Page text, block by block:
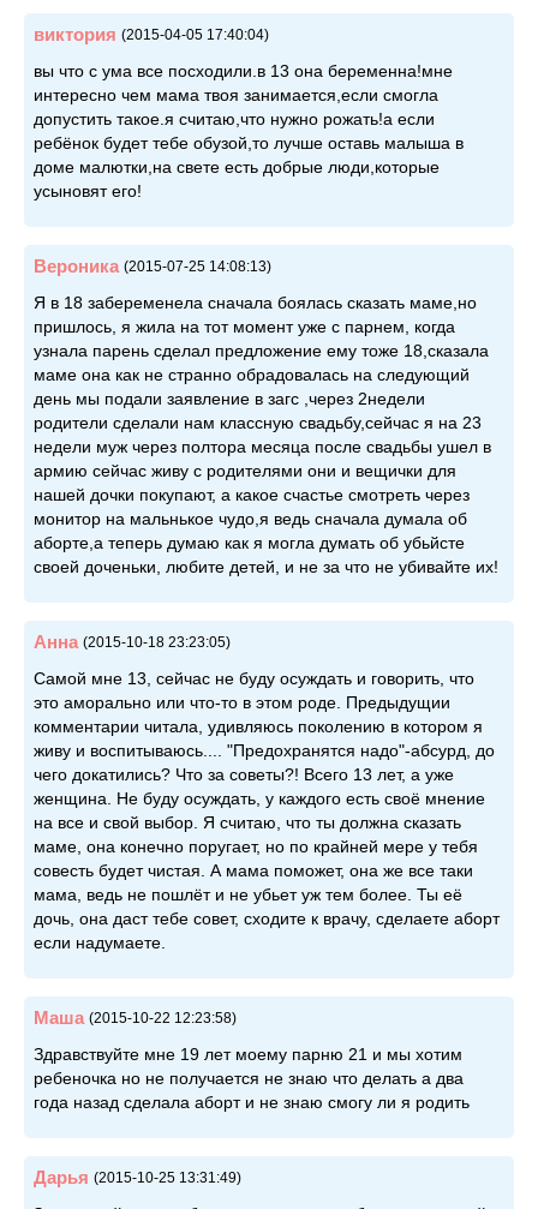
виктория (2015-04-05 17:40:04)
вы что с ума все посходили.в 13 она беременна!мне
интересно чем мама твоя занимается,если смогла
допустить такое.я считаю,что нужно рожать!а если
ребёнок будет тебе обузой,то лучше оставь малыша в
доме малютки,на свете есть добрые люди,которые
усыновят его!
Вероника (2015-07-25 14:08:13)
Я в 18 забеременела сначала боялась сказать маме,но
пришлось, я жила на тот момент уже с парнем, когда
узнала парень сделал предложение ему тоже 18,сказала
маме она как не странно обрадовалась на следующий
день мы подали заявление в загс ,через 2недели
родители сделали нам классную свадьбу,сейчас я на 23
недели муж через полтора месяца после свадьбы ушел в
армию сейчас живу с родителями они и вещички для
нашей дочки покупают, а какое счастье смотреть через
монитор на мальнькое чудо,я ведь сначала думала об
аборте,а теперь думаю как я могла думать об убьйсте
своей доченьки, любите детей, и не за что не убивайте их!
Анна (2015-10-18 23:23:05)
Самой мне 13, сейчас не буду осуждать и говорить, что
это аморально или что-то в этом роде. Предыдущии
комментарии читала, удивляюсь поколению в котором я
живу и воспитываюсь.... "Предохранятся надо"-абсурд, до
чего докатились? Что за советы?! Всего 13 лет, а уже
женщина. Не буду осуждать, у каждого есть своё мнение
на все и свой выбор. Я считаю, что ты должна сказать
маме, она конечно поругает, но по крайней мере у тебя
совесть будет чистая. А мама поможет, она же все таки
мама, ведь не пошлёт и не убьет уж тем более. Ты её
дочь, она даст тебе совет, сходите к врачу, сделаете аборт
если надумаете.
Маша (2015-10-22 12:23:58)
Здравствуйте мне 19 лет моему парню 21 и мы хотим
ребеночка но не получается не знаю что делать а два
года назад сделала аборт и не знаю смогу ли я родить
Дарья (2015-10-25 13:31:49)